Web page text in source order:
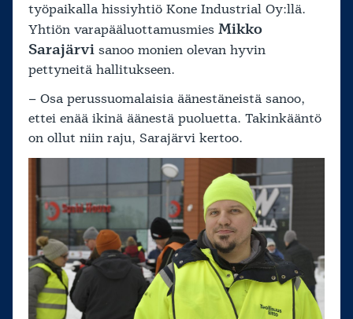
työpaikalla hissiyhtiö Kone Industrial Oy:llä.
Yhtiön varapääluottamusmies Mikko
Sarajärvi sanoo monien olevan hyvin
pettyneitä hallitukseen.
– Osa perussuomalaisia äänestäneistä sanoo,
ettei enää ikinä äänestä puoluetta. Takinkääntö
on ollut niin raju, Sarajärvi kertoo.